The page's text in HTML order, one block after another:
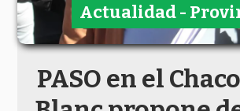
PASO en el
Actualidad -